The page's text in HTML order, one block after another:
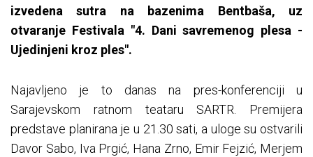
izvedena sutra na bazenima Bentbaša, uz
otvaranje Festivala "4. Dani savremenog plesa -
Ujedinjeni kroz ples".
Najavljeno je to danas na pres-konferenciji u
Sarajevskom ratnom teataru SARTR. Premijera
predstave planirana je u 21.30 sati, a uloge su ostvarili
Davor Sabo, Iva Prgić, Hana Zrno, Emir Fejzić, Merjem